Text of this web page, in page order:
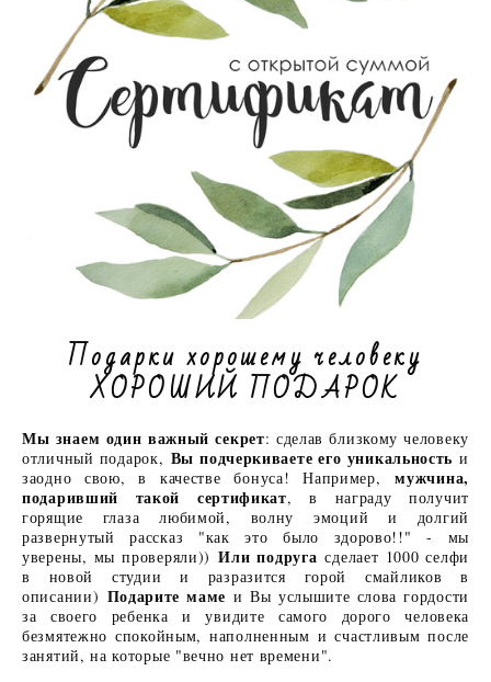
Подарки хорошему человеку
ХОРОШИЙ ПОДАРОК
Мы знаем один важный секрет: сделав близкому человеку
отличный подарок, Вы подчеркиваете его уникальность и
заодно свою, в качестве бонуса! Например,мужчина,
подаривший такой сертификат, в награду получит
горящие глаза любимой, волну эмоций и долгий
развернутый рассказ "как это было здорово!!" - мы
уверены, мы проверяли))Или подруга сделает 1000 селфи
в новой студии и разразится горой смайликов в
описании) Подарите маме и Вы услышите слова гордости
за своего ребенка и увидите самого дорого человека
безмятежно спокойным, наполненным и счастливым после
занятий, на которые "вечно нет времени".